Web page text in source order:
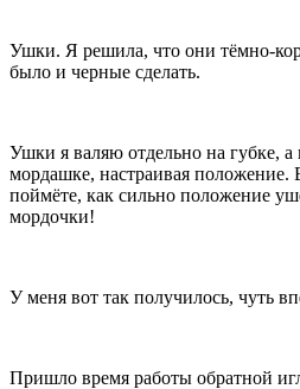
Ушки. Я решила, что они тёмно-
было и черные сделать.
Ушки я валяю отдельно на губке,
мордашке, настраивая положение.
поймёте, как сильно положение
мордочки!
У меня вот так получилось, чуть
Пришло время работы обратной